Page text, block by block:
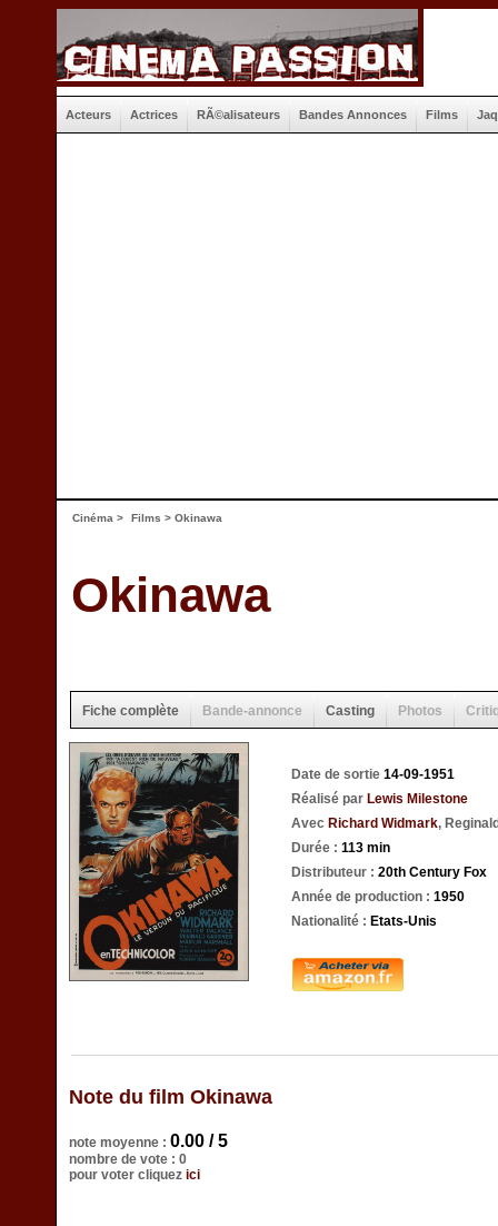
Acteurs Actrices RÃ©alisateurs Bandes Annonces Films
Cinéma > Films > Okinawa
Okinawa
Fiche complète Bande-annonce Casting Photos
Date de sortie 14-09-1951
Réalisé par Lewis Milestone
Avec Richard Widmark,
Durée : 113 min
Distributeur : 20th Century Fox
Année de production : 1950
Nationalité : Etats-Unis
Note du film Okinawa
note moyenne : 0.00 / 5
nombre de vote : 0
pour voter cliquez ici